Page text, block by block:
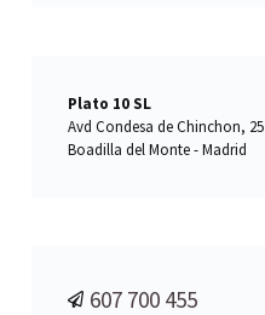
Plato 10 SL
Avd Condesa de Chinchon, 25
Boadilla del Monte - Madrid
607 700 455